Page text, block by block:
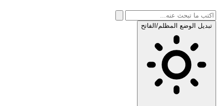
تبديل الوضع المظلم/الفاتح